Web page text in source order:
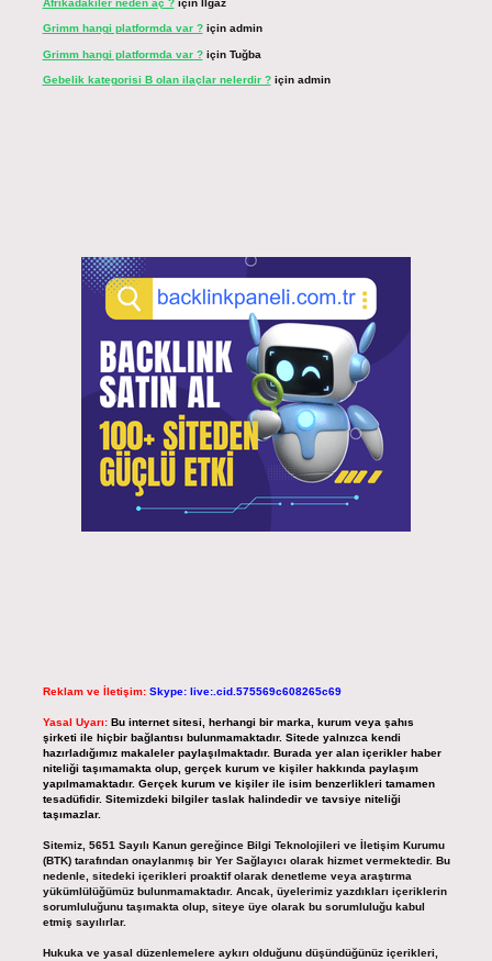
Grimm hangi platformda var ?için admin
Grimm hangi platformda var ?için Tuğba
Gebelik kategorisi B olan ilaçlar nelerdir ?için admin
Reklam ve İletişim: Skype: live:.cid.575569c608265c69
Yasal Uyarı: Bu internet sitesi, herhangi bir marka, kurum veya şahıs
şirketi ile hiçbir bağlantısı bulunmamaktadır. Sitede yalnızca kendi
hazırladığımız makaleler paylaşılmaktadır. Burada yer alan içerikler haber
niteliği taşımamakta olup, gerçek kurum ve kişiler hakkında paylaşım
yapılmamaktadır. Gerçek kurum ve kişiler ile isim benzerlikleri tamamen
tesadüfidir. Sitemizdeki bilgiler taslak halindedir ve tavsiye niteliği
taşımazlar.
Sitemiz, 5651 Sayılı Kanun gereğince Bilgi Teknolojileri ve İletişim Kurumu
(BTK) tarafından onaylanmış bir Yer Sağlayıcı olarak hizmet vermektedir. Bu
nedenle, sitedeki içerikleri proaktif olarak denetleme veya araştırma
yükümlülüğümüz bulunmamaktadır. Ancak, üyelerimiz yazdıkları içeriklerin
sorumluluğunu taşımakta olup, siteye üye olarak bu sorumluluğu kabul
etmiş sayılırlar.
Hukuka ve yasal düzenlemelere aykırı olduğunu düşündüğünüz içerikleri,